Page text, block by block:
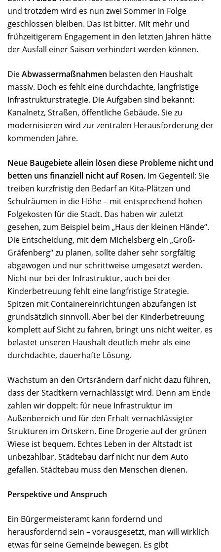
und trotzdem wird es nun zwei Sommer in Folge
geschlossen bleiben. Das ist bitter. Mit mehr und
frühzeitigerem Engagement in den letzten Jahren hätte
der Ausfall einer Saison verhindert werden können.
DieAbwassermaßnahmen belasten den Haushalt
massiv. Doch es fehlt eine durchdachte, langfristige
Infrastrukturstrategie. Die Aufgaben sind bekannt:
Kanalnetz, Straßen, öffentliche Gebäude. Sie zu
modernisieren wird zur zentralen Herausforderung der
kommenden Jahre.
Neue Baugebiete allein lösen diese Probleme nicht und
betten uns finanziell nicht auf Rosen. Im Gegenteil: Sie
treiben kurzfristig den Bedarf an Kita-Plätzen und
Schulräumen in die Höhe – mit entsprechend hohen
Folgekosten für die Stadt. Das haben wir zuletzt
gesehen, zum Beispiel beim „Haus der kleinen Hände“.
Die Entscheidung, mit dem Michelsberg ein „Groß-
Gräfenberg“ zu planen, sollte daher sehr sorgfältig
abgewogen und nur schrittweise umgesetzt werden.
Nicht nur bei der Infrastruktur, auch bei der
Kinderbetreuung fehlt eine langfristige Strategie.
Spitzen mit Containereinrichtungen abzufangen ist
grundsätzlich sinnvoll. Aber bei der Kinderbetreuung
komplett auf Sicht zu fahren, bringt uns nicht weiter, es
belastet unseren Haushalt deutlich mehr als eine
durchdachte, dauerhafte Lösung.
Wachstum an den Ortsrändern darf nicht dazu führen,
dass der Stadtkern vernachlässigt wird. Denn am Ende
zahlen wir doppelt: für neue Infrastruktur im
Außenbereich und für den Erhalt vernachlässigter
Strukturen im Ortskern. Eine Drogerie auf der grünen
Wiese ist bequem. Echtes Leben in der Altstadt ist
unbezahlbar. Städtebau darf nicht nur dem Auto
gefallen. Städtebau muss den Menschen dienen.
Perspektive und Anspruch
Ein Bürgermeisteramt kann fordernd und
herausfordernd sein – vorausgesetzt, man will wirklich
etwas für seine Gemeinde bewegen. Es gibt